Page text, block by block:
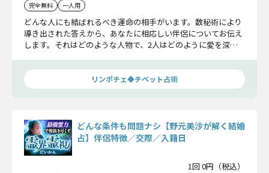
完全無料 一人用
どんな人にも結ばれるべき運命の相手がいます。数秘術により
導き出された答えから、あなたに相応しい伴侶についてお伝え
します。それはどのような人物で、2人はどのように愛を深
の詳細をお確かめ下さい。
リンポチェ◆チベット占術
どんな条件も問題ナシ【野元美沙が解く結婚
占】伴侶特徴／交際／入籍日
1回 0円（税込）